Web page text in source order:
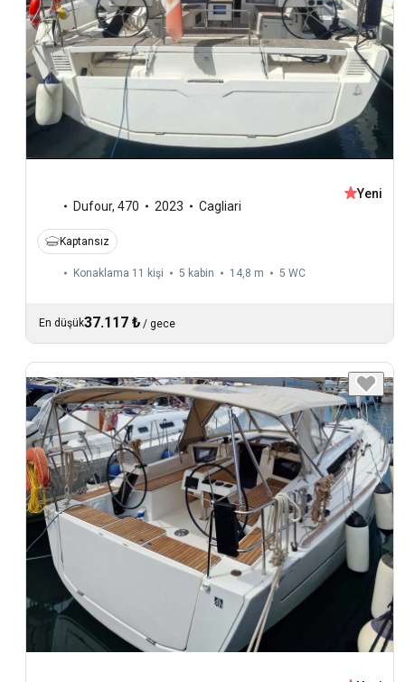
Dufour, 470 2023 Cagliari
Yeni
Kaptansız
Konaklama 11 kişi 5 kabin 14,8 m 5 WC
En düşük37.117 ₺ / gece